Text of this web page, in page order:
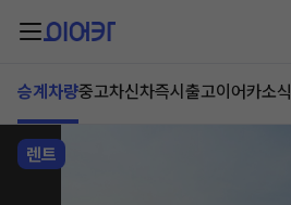
승계차량중고차신차즉시출고이어카소식
렌트